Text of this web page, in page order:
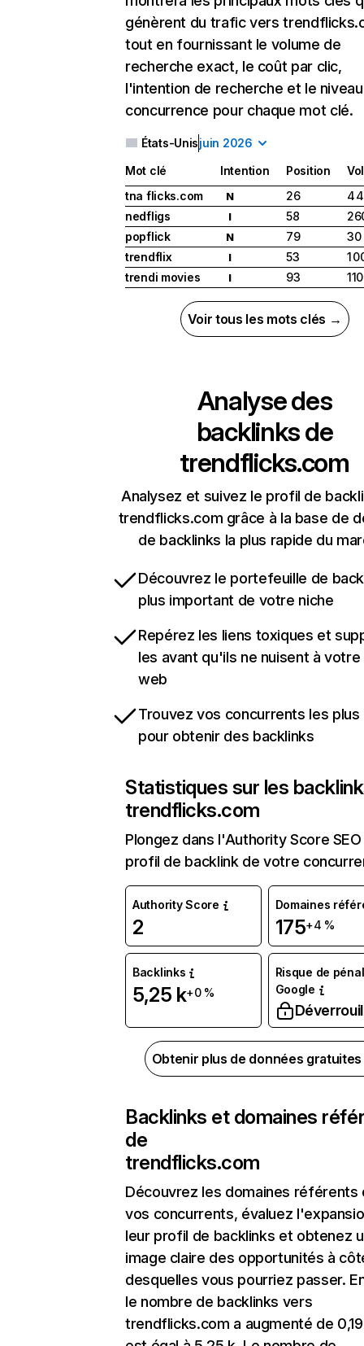
génèrent du trafic vers
tout en fournissant le volume de
recherche exact, le coût par clic,
l'intention de recherche et le
concurrence pour chaque mot clé.
États-Unisjuin 2026
Mot clé Intention Position
tna flicks.com
N 26
4
nedfligs
I 58
popflick
N 79
30
trendflix
I 53
1
trendi movies
I 93 110
Voir tous les mots clés →
Analyse des
backlinks de
trendflicks.com
Analysez et suivez le profil de
trendflicks.com grâce à la base de
de backlinks la plus rapide du
Découvrez le portefeuille de
plus important de votre niche
Repérez les liens toxiques et
les avant qu'ils ne nuisent à
web
Trouvez vos concurrents les
pour obtenir des backlinks
Statistiques sur les
trendflicks.com
Plongez dans l'Authority Score
profil de backlink de votre
Authority Score
2
Domaines
175+4 %
Backlinks
5,25 k+0 %
Risque de
Google
Obtenir plus de données
Backlinks et domaines
de
trendflicks.com
Découvrez les domaines référents
vos concurrents, évaluez
leur profil de backlinks et obtenez
image claire des opportunités à
desquelles vous pourriez passer.
le nombre de backlinks vers
trendflicks.com a augmenté de